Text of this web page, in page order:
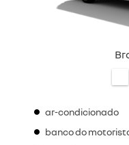
ar-condicionado
banco do